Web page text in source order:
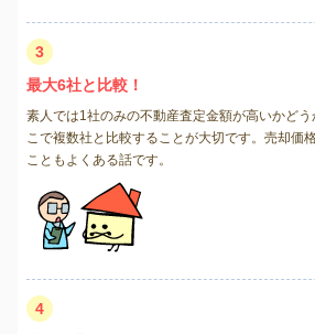
3
最大6社と比較！
素人では1社のみの不動産査定金額が高いかど
こで複数社と比較することが大切です。売却価
こともよくある話です。
4